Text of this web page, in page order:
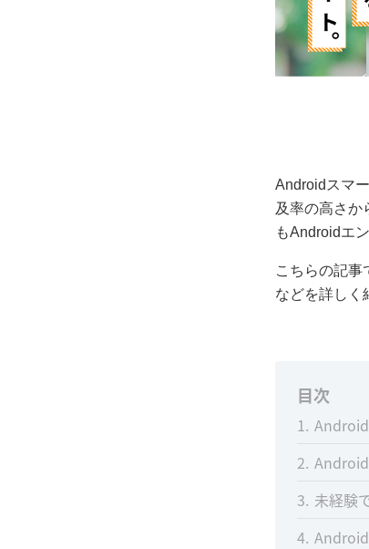
Androidスマ
及率の高さか
もAndroidエ
こちらの記事
などを詳しく
目次
1
2
3 未経験
4